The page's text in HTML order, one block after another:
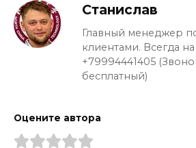
Станислав
Главный менеджер
клиентами. Всегда на
+79994441405
бесплатный)
Оцените автора